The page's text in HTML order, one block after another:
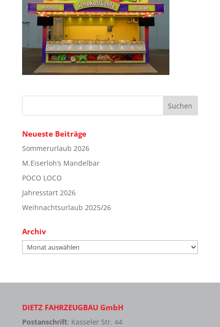
Neueste Beiträge
Sommerurlaub 2026
M.Eiserloh’s Mandelbar
POCO LOCO
Jahresstart 2026
Weihnachtsurlaub 2025/26
Archiv
Archiv
DIETZ FAHRZEUGBAU GmbH
Postanschrift: Kasseler Str. 44